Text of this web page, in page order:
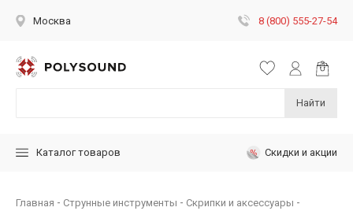
Москва 8 (800) 555-27-54
Найти
Каталог товаров Скидки и акции
Главная Струнные инструменты
Скрипки и аксессуары